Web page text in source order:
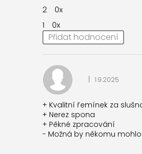
2
0x
1
0x
Přidat hodnocení
p
i
s
h
o
d
Hodnocení
1.9.2025
+ Kvalitní řemínek za
+ Nerez spona
+ Pěkné zpracování
- Možná by někomu